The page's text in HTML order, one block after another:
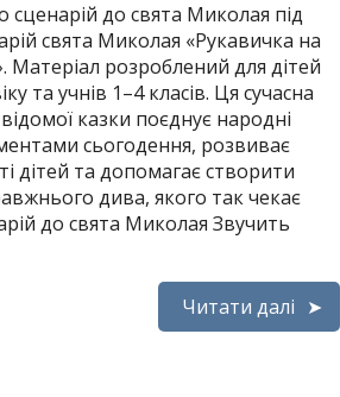
сценарій до свята Миколая під
свята Миколая «Рукавичка на
Матеріал розроблений для дітей
та учнів 1–4 класів. Ця сучасна
казки поєднує народні
сьогодення, розвиває
дітей та допомагає створити
дива, якого так чекає
до свята Миколая Звучить
Читати далі